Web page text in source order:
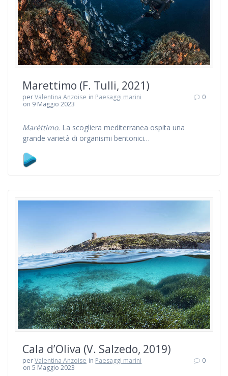
Marettimo (F. Tulli, 2021)
perValentina Anzoise in Paesaggi marini
on 9 Maggio 2023
0
Marèttimo. La scogliera mediterranea ospita una
grande varietà di organismi bentonici…
Cala d’Oliva (V. Salzedo, 2019)
perValentina Anzoise in Paesaggi marini
on 5 Maggio 2023
0